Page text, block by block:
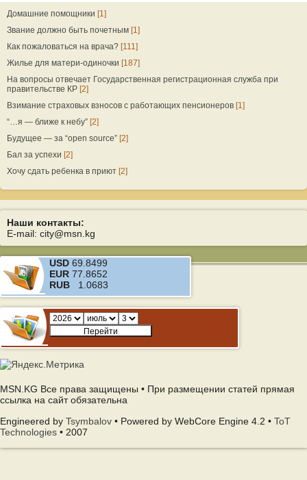
Домашние помощники [1]
Звание должно быть почетным [1]
Как пожаловаться на врача? [111]
Жилье для матери-одиночки [187]
На вопросы отвечает Государственная регистрационная служба при
правительстве КР [2]
Взимание страховых взносов с работающих пенсионеров [1]
“…я — ближе к небу” [2]
Будущее — за “open source” [2]
Бал за успехи [2]
Хочу сдать ребенка в приют [2]
Наши контакты:
E-mail: city@msn.kg
USD 69.8499
EUR 77.8652
RUB 1.0683
MSN.KG Все права защищены • При размещении статей прямая
ссылка на сайт обязательна
Engineered by Tsymbalov • Powered by WebCore Engine 4.2 • ToT
Technologies • 2007